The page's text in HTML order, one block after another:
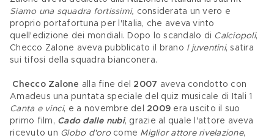
Siamo una squadra fortissimi, considerata un vero e
proprio portafortuna per l'Italia, che aveva vinto
quell'edizione dei mondiali. Dopo lo scandalo di Calciopoli,
Checco Zalone aveva pubblicato il brano I juventini, satira
sui tifosi della squadra bianconera.
Checco Zalone alla fine del 2007 aveva condotto con
Amadeus una puntata speciale del quiz musicale di Itali 1
Canta e vinci, e a novembre del 2009 era uscito il suo
primo film, Cado dalle nubi, grazie al quale l'attore aveva
ricevuto un Globo d'oro come Miglior attore rivelazione,